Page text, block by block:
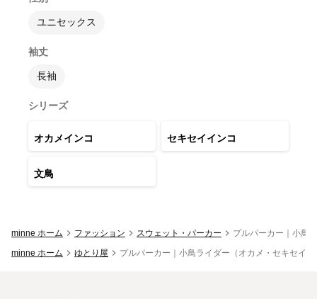
ユニセックス
袖丈
長袖
シリーズ
オカメインコ セキセイインコ
文鳥
minne ホーム ファッション スウェット・パーカー
プルパーカー｜小鳥
minne ホーム
ゆとり屋 プルパーカー｜小鳥ライダー（オカメ・セキセイ・